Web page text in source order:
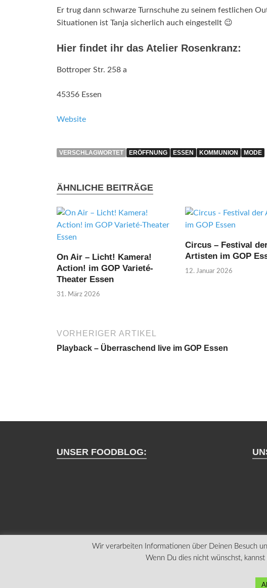
Er trug dann schwarze Turnschuhe zu seinem festlichen
Situationen ist Tanja sicherlich auch eingestellt 😉
Hier findet ihr das Atelier Rosenkranz:
Bottroper Str. 258 a
45356 Essen
Website
VERSCHLAGWORTET ERÖFFNUNG ESSEN KOMMUNION MODE
ÄHNLICHE BEITRÄGE
On Air – Licht! Kamera!
Action! im GOP Varieté-
Theater Essen
31. März 2026
Circus – Festival
Artisten im GOP
12. Januar 2026
VORHERIGER ARTIKEL
Playback – Überraschend live im GOP Essen
UNSER FOODBLOG:
Wir verarbeiten Informationen über Deinen Besuch
Wenn Du dies nicht wünschst,